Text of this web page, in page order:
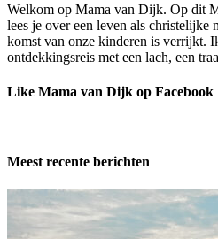
Welkom op Mama van Dijk. Op dit
lees je over een leven als christelijke
komst van onze kinderen is verrijkt.
ontdekkingsreis met een lach, een
Like Mama van Dijk op Facebook
Meest recente berichten